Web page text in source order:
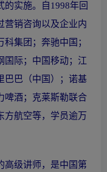
实施。自1998年回
营销咨询以及企业内
集团；奔驰中国；
国际；中国移动；江
巴巴（中国）；诺基
啤酒；克莱斯勒联合
方航空等，学员逾万
高级讲师，是中国第